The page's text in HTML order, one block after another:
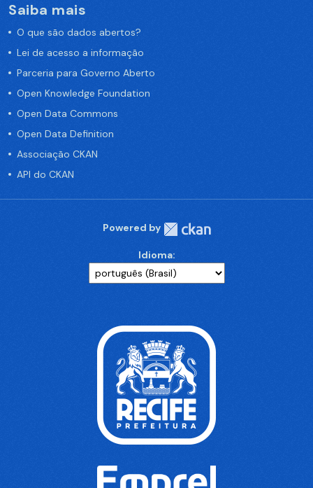
Saiba mais
O que são dados abertos?
Lei de acesso a informação
Parceria para Governo Aberto
Open Knowledge Foundation
Open Data Commons
Open Data Definition
Associação CKAN
API do CKAN
Powered by
Idioma